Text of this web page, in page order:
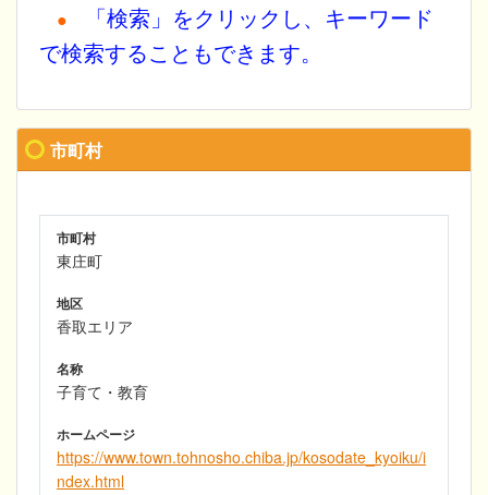
●
「検索」をクリックし、キーワード
で検索することもできます。
市町村
市町村
東庄町
地区
香取エリア
名称
子育て・教育
ホームページ
https://www.town.tohnosho.chiba.jp/kosodate_kyoiku/i
ndex.html